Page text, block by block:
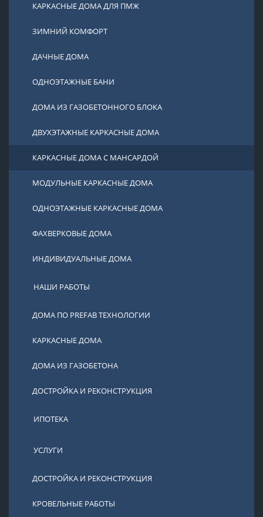
КАРКАСНЫЕ ДОМА ДЛЯ ПМЖ
ЗИМНИЙ КОМФОРТ
ДАЧНЫЕ ДОМА
ОДНОЭТАЖНЫЕ БАНИ
ДОМА ИЗ ГАЗОБЕТОННОГО БЛОКА
ДВУХЭТАЖНЫЕ КАРКАСНЫЕ ДОМА
КАРКАСНЫЕ ДОМА С МАНСАРДОЙ
МОДУЛЬНЫЕ КАРКАСНЫЕ ДОМА
ОДНОЭТАЖНЫЕ КАРКАСНЫЕ ДОМА
ФАХВЕРКОВЫЕ ДОМА
ИНДИВИДУАЛЬНЫЕ ДОМА
НАШИ РАБОТЫ
ДОМА ПО PREFAB ТЕХНОЛОГИИ
КАРКАСНЫЕ ДОМА
ДОМА ИЗ ГАЗОБЕТОНА
ДОСТРОЙКА И РЕКОНСТРУКЦИЯ
ИПОТЕКА
УСЛУГИ
ДОСТРОЙКА И РЕКОНСТРУКЦИЯ
КРОВЕЛЬНЫЕ РАБОТЫ